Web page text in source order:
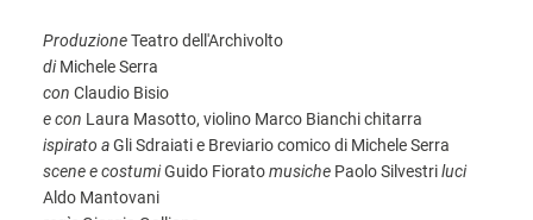
ProduzioneTeatro dell'Archivolto
diMichele Serra
con Claudio Bisio
e con Laura Masotto, violino Marco Bianchi chitarra
ispirato aGli Sdraiati e Breviario comico di Michele Serra
scene e costumiGuido Fioratomusiche Paolo Silvestriluci
Aldo Mantovani